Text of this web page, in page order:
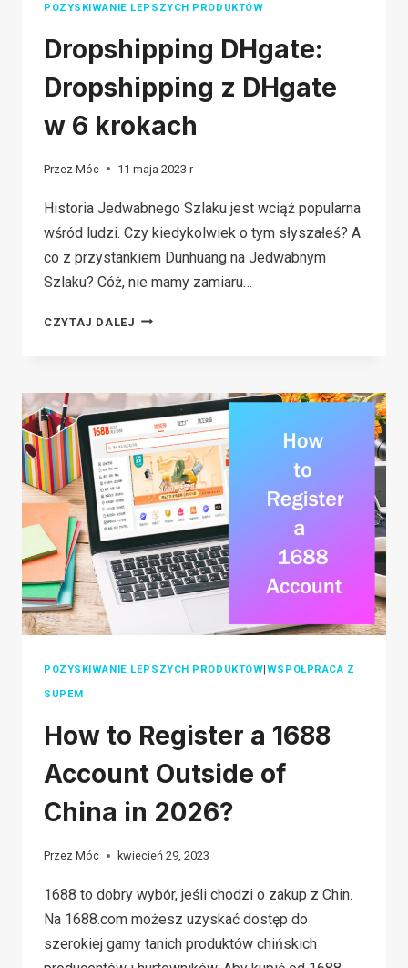
POZYSKIWANIE LEPSZYCH PRODUKTÓW
Dropshipping DHgate:
Dropshipping z DHgate
w 6 krokach
Przez Móc 11 maja 2023 r
Historia Jedwabnego Szlaku jest wciąż popularna
wśród ludzi. Czy kiedykolwiek o tym słyszałeś? A
co z przystankiem Dunhuang na Jedwabnym
Szlaku? Cóż, nie mamy zamiaru…
CZYTAJ DALEJ DROPSHIPPING
Z
DHGATE
W
6
KROKACH
POZYSKIWANIE LEPSZYCH PRODUKTÓW WSPÓŁPRACA Z
SUPEM
How to Register a 1688
Account Outside of
China in 2026?
Przez Móc kwiecień 29, 2023
1688 to dobry wybór, jeśli chodzi o zakup z Chin.
Na 1688.com możesz uzyskać dostęp do
szerokiej gamy tanich produktów chińskich